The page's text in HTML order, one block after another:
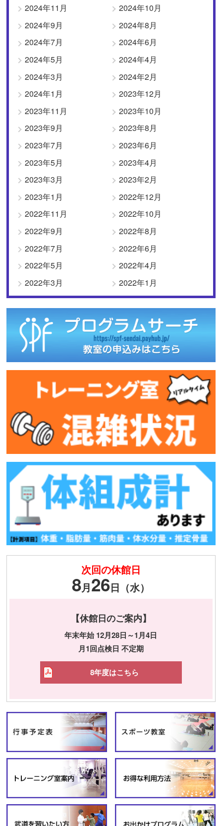
2024年11月
2024年10月
2024年9月
2024年8月
2024年7月
2024年6月
2024年5月
2024年4月
2024年3月
2024年2月
2024年1月
2023年12月
2023年11月
2023年10月
2023年9月
2023年8月
2023年7月
2023年6月
2023年5月
2023年4月
2023年3月
2023年2月
2023年1月
2022年12月
2022年11月
2022年10月
2022年9月
2022年8月
2022年7月
2022年6月
2022年5月
2022年4月
2022年3月
2022年1月
次回の休館日
8月26日（水）
【休館日のご案内】
年末年始 12月28日～1月4日
月1回点検日 不定期
8年度はこちら